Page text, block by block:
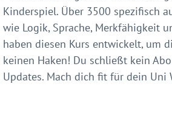
Kinderspiel. Über 3500 spezifisch
wie Logik, Sprache, Merkfähigkeit
haben diesen Kurs entwickelt, um
keinen Haken! Du schließt kein
Updates. Mach dich fit für dein Uni